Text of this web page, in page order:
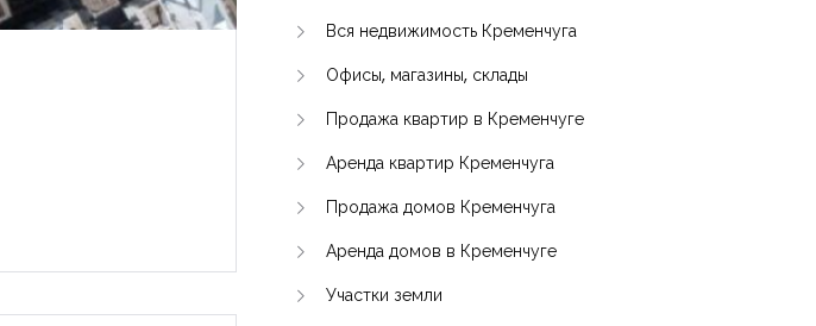
Вся недвижимость Кременчуга
Офисы, магазины, склады
Продажа квартир в Кременчуге
Аренда квартир Кременчуга
Продажа домов Кременчуга
Аренда домов в Кременчуге
Участки земли